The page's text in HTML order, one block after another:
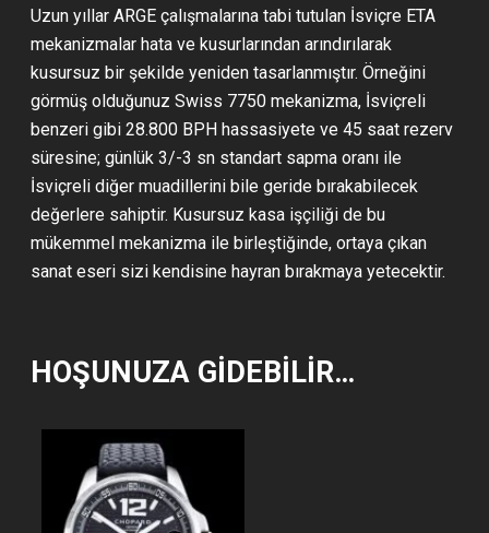
Uzun yıllar ARGE çalışmalarına tabi tutulan İsviçre ETA
mekanizmalar hata ve kusurlarından arındırılarak
kusursuz bir şekilde yeniden tasarlanmıştır. Örneğini
görmüş olduğunuz Swiss 7750 mekanizma, İsviçreli
benzeri gibi 28.800 BPH hassasiyete ve 45 saat rezerv
süresine; günlük 3/-3 sn standart sapma oranı ile
İsviçreli diğer muadillerini bile geride bırakabilecek
değerlere sahiptir. Kusursuz kasa işçiliği de bu
mükemmel mekanizma ile birleştiğinde, ortaya çıkan
sanat eseri sizi kendisine hayran bırakmaya yetecektir.
HOŞUNUZA GIDEBILIR…